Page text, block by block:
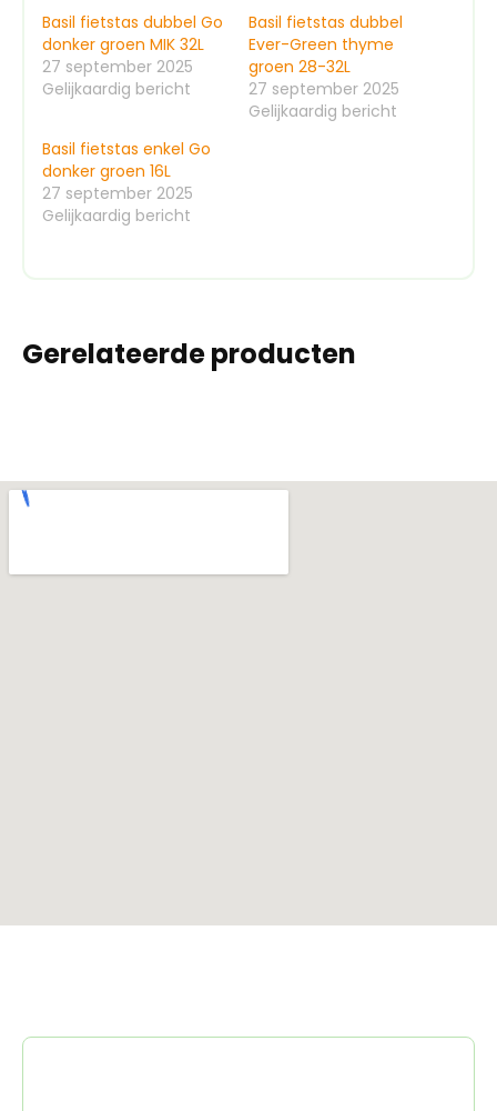
Basil fietstas dubbel Go
donker groen MIK 32L
27 september 2025
Gelijkaardig bericht
Basil fietstas dubbel
Ever-Green thyme
groen 28-32L
27 september 2025
Gelijkaardig bericht
Basil fietstas enkel Go
donker groen 16L
27 september 2025
Gelijkaardig bericht
Gerelateerde producten